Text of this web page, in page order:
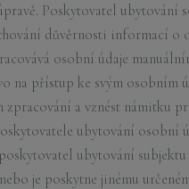
Poskytovatel ubytování
důvěrnosti informací o
osobní údaje
na přístup ke svým
zpracování a vznést námitku
ubytování osobní
ubytování
je poskytne jinému